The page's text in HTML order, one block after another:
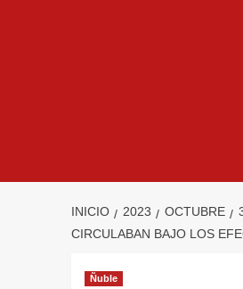
INICIO 2023 OCTUBRE
CIRCULABAN BAJO LOS
Ñuble